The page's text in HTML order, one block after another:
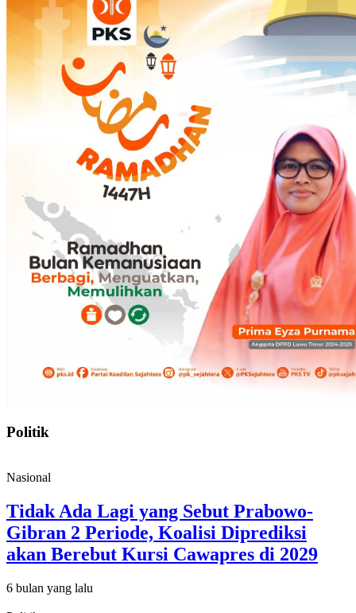
Politik
Nasional
Tidak Ada Lagi yang Sebut Prabowo-
Gibran 2 Periode, Koalisi Diprediksi
akan Berebut Kursi Cawapres di 2029
6 bulan yang lalu